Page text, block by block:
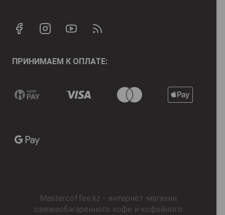
ПРИНИМАЕМ К ОПЛАТЕ:
Mastercoffee.kz - интернет магазин
свежеобжаренного кофе и кофейного